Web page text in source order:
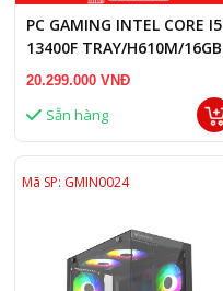
PC GAMING INTEL CORE I5
13400F TRAY/H610M/16GB
RAM/RTX 3060 12GB
20.299.000 VNĐ
Sẵn hàng
Mã SP: GMIN0024